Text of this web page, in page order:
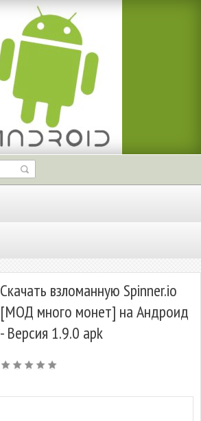
Скачать взломанную Spinner.io
[МОД много монет] на Андроид
- Версия 1.9.0 apk